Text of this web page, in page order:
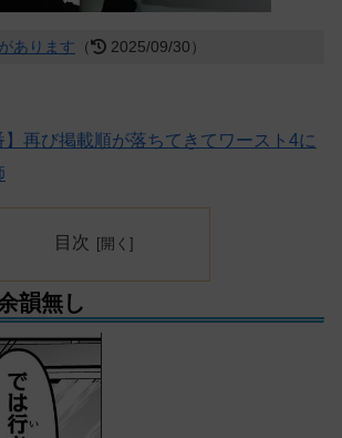
あります （ 2025/09/30）
】再び掲載順が落ちてきてワースト4に
目次
韻無し